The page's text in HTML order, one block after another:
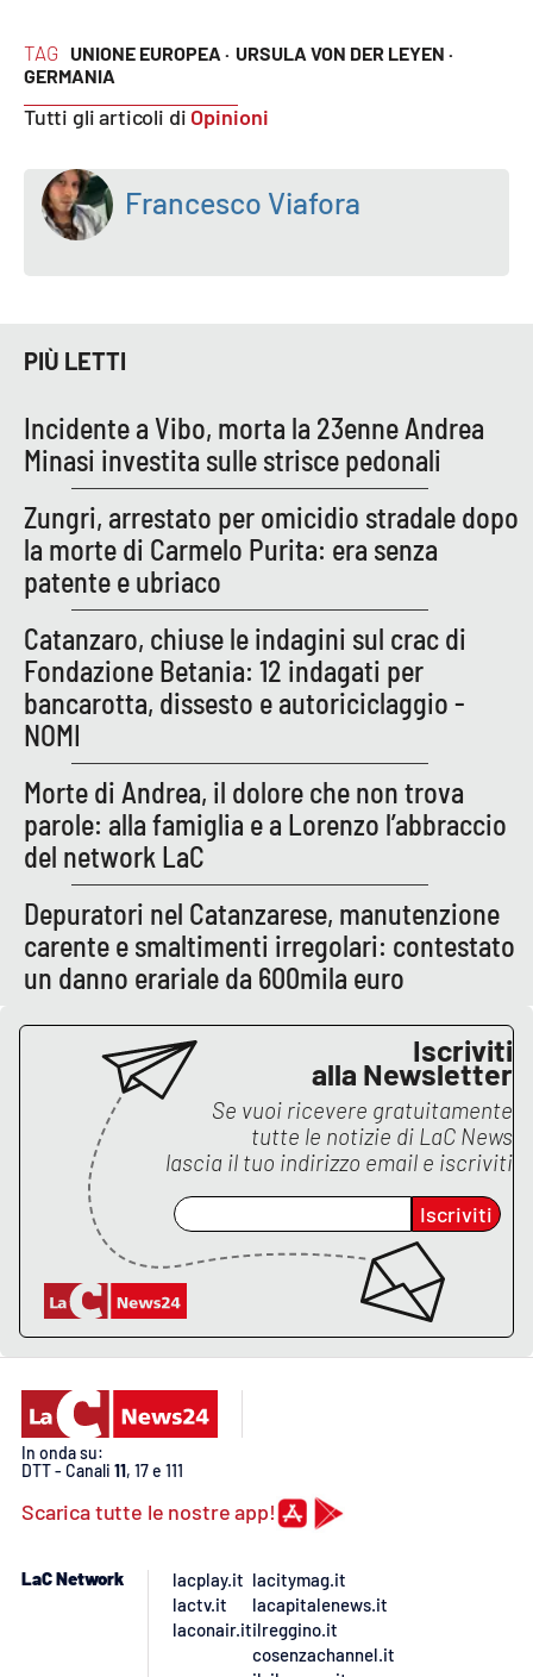
Francesco Viafora
TAG UNIONE EUROPEA · URSULA VON DER LEYEN ·
GERMANIA
Tutti gli articoli di Opinioni
PIÙ LETTI
Incidente a Vibo, morta la 23enne Andrea
Minasi investita sulle strisce pedonali
Zungri, arrestato per omicidio stradale dopo
la morte di Carmelo Purita: era senza
patente e ubriaco
Catanzaro, chiuse le indagini sul crac di
Fondazione Betania: 12 indagati per
bancarotta, dissesto e autoriciclaggio -
NOMI
Morte di Andrea, il dolore che non trova
parole: alla famiglia e a Lorenzo l’abbraccio
del network LaC
Depuratori nel Catanzarese, manutenzione
carente e smaltimenti irregolari: contestato
un danno erariale da 600mila euro
Iscriviti
alla Newsletter
Se vuoi ricevere gratuitamente
tutte le notizie di LaC News
lascia il tuo indirizzo email e iscriviti
Iscriviti
In onda su:
DTT - Canali 11, 17 e 111
Scarica tutte le nostre app!
LaC Network
lacplay.it
lactv.it
laconair.it
lacitymag.it
lacapitalenews.it
ilreggino.it
cosenzachannel.it